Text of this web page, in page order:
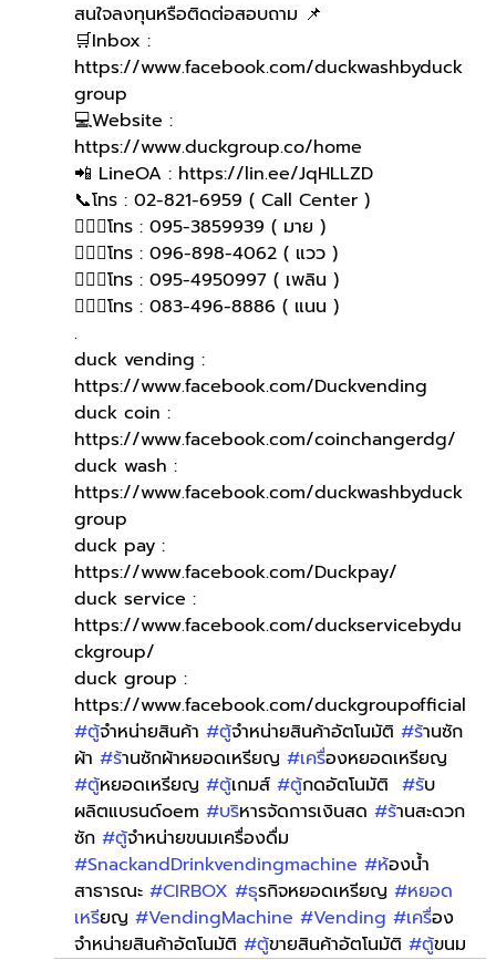
สนใจลงทุนหรือติดต่อสอบถาม 📌
🛒Inbox :
https://www.facebook.com/duckwashbyduck
group
💻Website :
https://www.duckgroup.co/home
📲 LineOA : https://lin.ee/JqHLLZD
📞โทร : 02-821-6959 ( Call Center )
🙋🏻‍♀️โทร : 095-3859939 ( มาย )
🙋🏻‍♀โทร : 096-898-4062 ( แวว )
🙋🏻‍♀โทร : 095-4950997 ( เพลิน )
🙋🏻‍♀️โทร : 083-496-8886 ( แนน )
.
duck vending :
https://www.facebook.com/Duckvending
duck coin :
https://www.facebook.com/coinchangerdg/
duck wash :
https://www.facebook.com/duckwashbyduck
group
duck pay :
https://www.facebook.com/Duckpay/
duck service :
https://www.facebook.com/duckservicebydu
ckgroup/
duck group :
https://www.facebook.com/duckgroupofficial
#ตู้จำหน่ายสินค้า #ตู้จำหน่ายสินค้าอัตโนมัติ #ร้านซัก
ผ้า #ร้านซักผ้าหยอดเหรียญ #เครื่องหยอดเหรียญ
#ตู้หยอดเหรียญ #ตู้เกมส์ #ตู้กดอัตโนมัติ #รับ
ผลิตแบรนด์oem #บริหารจัดการเงินสด #ร้านสะดวก
ซัก #ตู้จำหน่ายขนมเครื่องดื่ม
#SnackandDrinkvendingmachine #ห้องน้ำ
สาธารณะ #CIRBOX #ธุรกิจหยอดเหรียญ #หยอด
เหรียญ #VendingMachine #Vending #เครื่อง
จำหน่ายสินค้าอัตโนมัติ #ตู้ขายสินค้าอัตโนมัติ #ตู้ขนม